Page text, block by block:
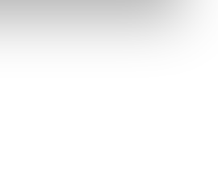
kullanılmaktadır. Bu
sunulması
ve sizlere yönelik
detaylı bilgi için Ayarlar
ve sitemizde ilgili